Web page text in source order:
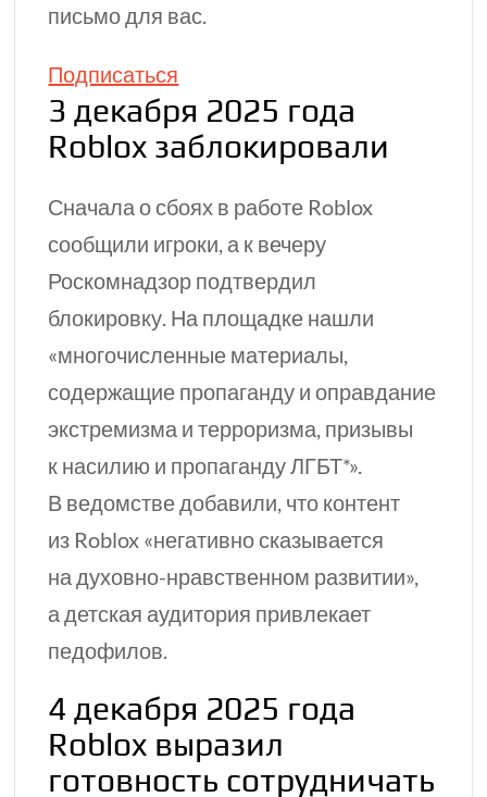
письмо для вас.
Подписаться
3 декабря 2025 года
Roblox заблокировали
Сначала о сбоях в работе Roblox
сообщили игроки, а к вечеру
Роскомнадзор подтвердил
блокировку. На площадке нашли
«многочисленные материалы,
содержащие пропаганду и оправдание
экстремизма и терроризма, призывы
к насилию и пропаганду ЛГБТ*».
В ведомстве добавили, что контент
из Roblox «негативно сказывается
на духовно-нравственном развитии»,
а детская аудитория привлекает
педофилов.
4 декабря 2025 года
Roblox выразил
готовность сотрудничать